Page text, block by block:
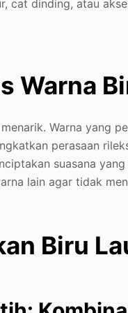
cat dinding, atau
Warna
Warna yang
perasaan
suasana
lain agar tidak
Biru